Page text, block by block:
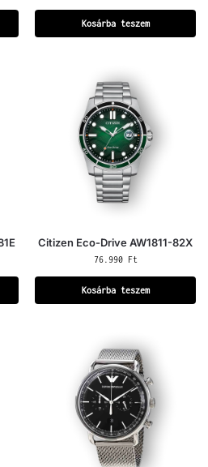
Kosárba teszem
Citizen Eco-Drive AW1811-82X
76.990 Ft
Kosárba teszem